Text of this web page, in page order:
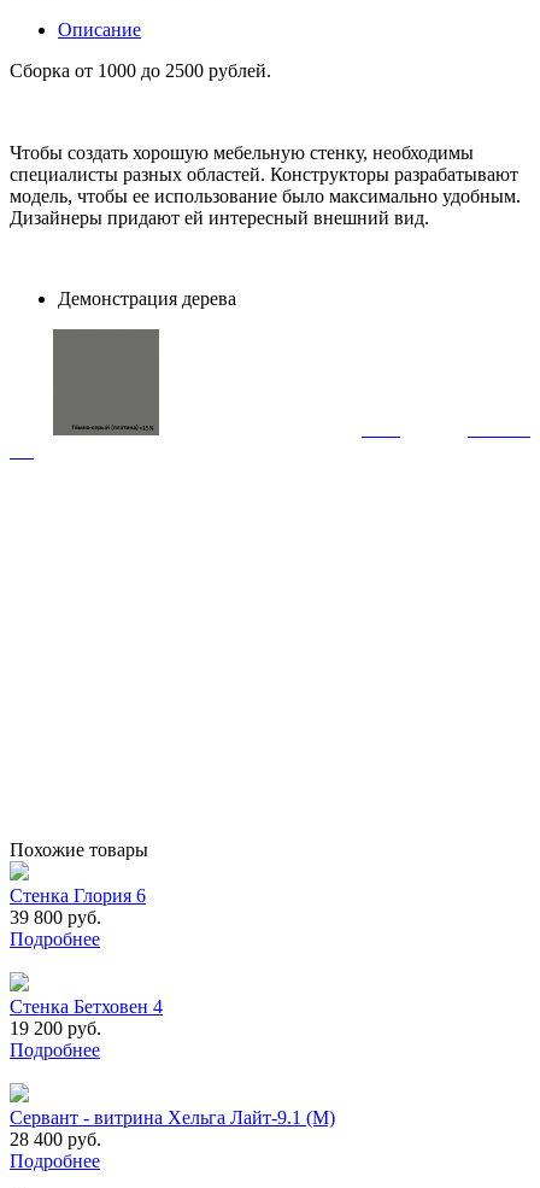
Описание
Сборка от 1000 до 2500 рублей.
Чтобы создать хорошую мебельную стенку, необходимы
специалисты разных областей. Конструкторы разрабатывают
модель, чтобы ее использование было максимально удобным.
Дизайнеры придают ей интересный внешний вид.
Демонстрация дерева
Похожие товары
Стенка Глория 6
39 800 руб.
Подробнее
Стенка Бетховен 4
19 200 руб.
Подробнее
Сервант - витрина Хельга Лайт-9.1 (М)
28 400 руб.
Подробнее